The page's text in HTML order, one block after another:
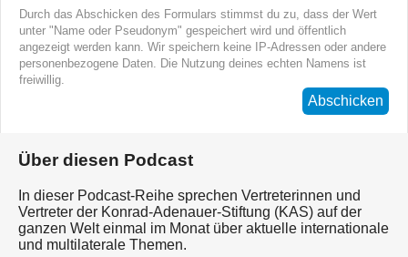
Durch das Abschicken des Formulars stimmst du zu, dass der Wert
unter "Name oder Pseudonym" gespeichert wird und öffentlich
angezeigt werden kann. Wir speichern keine IP-Adressen oder andere
personenbezogene Daten. Die Nutzung deines echten Namens ist
freiwillig.
Abschicken
Über diesen Podcast
In dieser Podcast-Reihe sprechen Vertreterinnen und
Vertreter der Konrad-Adenauer-Stiftung (KAS) auf der
ganzen Welt einmal im Monat über aktuelle internationale
und multilaterale Themen.